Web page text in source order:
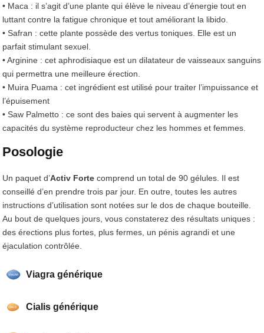
Viagra générique
Cialis générique
• Maca : il s’agit d’une plante qui élève le niveau d’énergie tout en
luttant contre la fatigue chronique et tout améliorant la libido.
• Safran : cette plante possède des vertus toniques. Elle est un
parfait stimulant sexuel.
• Arginine : cet aphrodisiaque est un dilatateur de vaisseaux sanguins
qui permettra une meilleure érection.
• Muira Puama : cet ingrédient est utilisé pour traiter l’impuissance et
l’épuisement
• Saw Palmetto : ce sont des baies qui servent à augmenter les
capacités du système reproducteur chez les hommes et femmes.
Posologie
Un paquet d’Activ Forte comprend un total de 90 gélules. Il est
conseillé d’en prendre trois par jour. En outre, toutes les autres
instructions d’utilisation sont notées sur le dos de chaque bouteille.
Au bout de quelques jours, vous constaterez des résultats uniques :
des érections plus fortes, plus fermes, un pénis agrandi et une
éjaculation contrôlée.